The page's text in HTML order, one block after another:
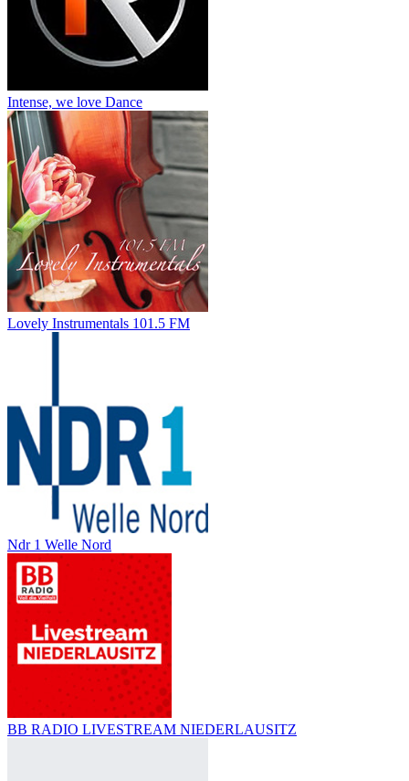
Intense, we love Dance
Lovely Instrumentals 101.5 FM
Ndr 1 Welle Nord
BB RADIO LIVESTREAM NIEDERLAUSITZ